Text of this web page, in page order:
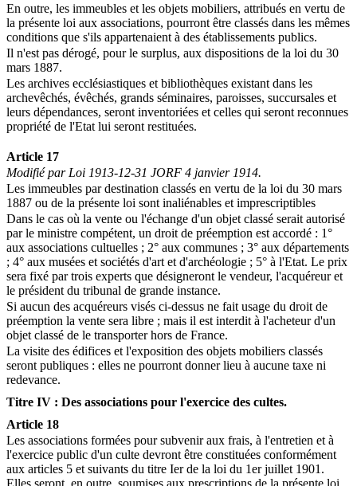
En outre, les immeubles et les objets mobiliers, attribués en vertu de
la présente loi aux associations, pourront être classés dans les mêmes
conditions que s'ils appartenaient à des établissements publics.
Il n'est pas dérogé, pour le surplus, aux dispositions de la loi du 30
mars 1887.
Les archives ecclésiastiques et bibliothèques existant dans les
archevêchés, évêchés, grands séminaires, paroisses, succursales et
leurs dépendances, seront inventoriées et celles qui seront reconnues
propriété de l'Etat lui seront restituées.
Article 17
Modifié par Loi 1913-12-31 JORF 4 janvier 1914.
Les immeubles par destination classés en vertu de la loi du 30 mars
1887 ou de la présente loi sont inaliénables et imprescriptibles
Dans le cas où la vente ou l'échange d'un objet classé serait autorisé
par le ministre compétent, un droit de préemption est accordé : 1°
aux associations cultuelles ; 2° aux communes ; 3° aux départements
; 4° aux musées et sociétés d'art et d'archéologie ; 5° à l'Etat. Le prix
sera fixé par trois experts que désigneront le vendeur, l'acquéreur et
le président du tribunal de grande instance.
Si aucun des acquéreurs visés ci-dessus ne fait usage du droit de
préemption la vente sera libre ; mais il est interdit à l'acheteur d'un
objet classé de le transporter hors de France.
La visite des édifices et l'exposition des objets mobiliers classés
seront publiques : elles ne pourront donner lieu à aucune taxe ni
redevance.
Titre IV : Des associations pour l'exercice des cultes.
Article 18
Les associations formées pour subvenir aux frais, à l'entretien et à
l'exercice public d'un culte devront être constituées conformément
aux articles 5 et suivants du titre Ier de la loi du 1er juillet 1901.
Elles seront, en outre, soumises aux prescriptions de la présente loi.